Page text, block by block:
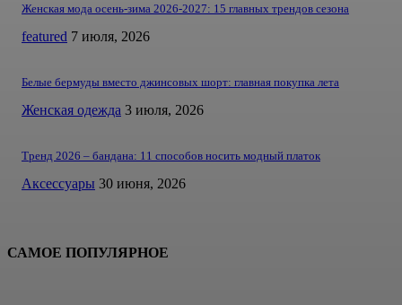
Женская мода осень-зима 2026-2027: 15 главных трендов сезона
featured 7 июля, 2026
Белые бермуды вместо джинсовых шорт: главная покупка лета
Женская одежда 3 июля, 2026
Тренд 2026 – бандана: 11 способов носить модный платок
Аксессуары 30 июня, 2026
САМОЕ ПОПУЛЯРНОЕ